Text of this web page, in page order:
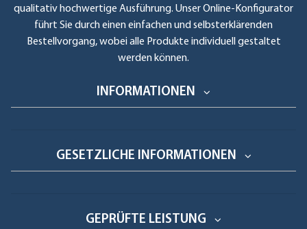
qualitativ hochwertige Ausführung. Unser Online-Konfigurator
führt Sie durch einen einfachen und selbsterklärenden
Bestellvorgang, wobei alle Produkte individuell gestaltet
werden können.
INFORMATIONEN
GESETZLICHE INFORMATIONEN
GEPRÜFTE LEISTUNG